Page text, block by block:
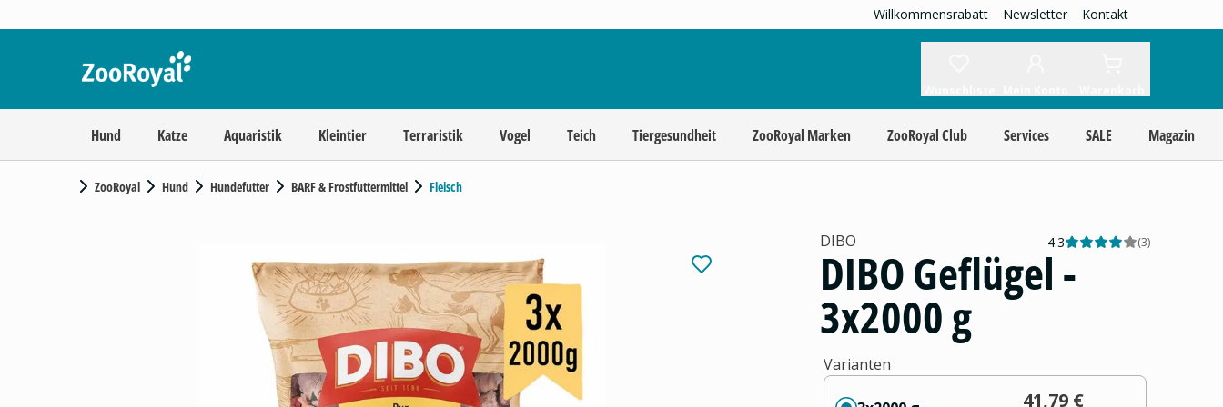
Willkommensrabatt Newsletter Kontakt
Hund Katze Aquaristik Kleintier Terraristik Vogel Teich Tiergesundheit ZooRoyal Marken ZooRoyal Club Services SALE Magazin
ZooRoyal Hund Hundefutter BARF & Frostfuttermittel Fleisch
DIBO 4.3 (3)
DIBO Geflügel -
3x2000 g
Varianten
41,79 €